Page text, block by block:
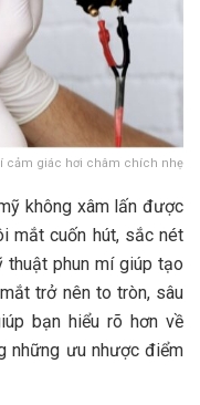
cảm giác hơi châm chích nhẹ
không xâm lấn được
mắt cuốn hút, sắc nét
thuật phun mí giúp tạo
trở nên to tròn, sâu
bạn hiểu rõ hơn về
những ưu nhược điểm